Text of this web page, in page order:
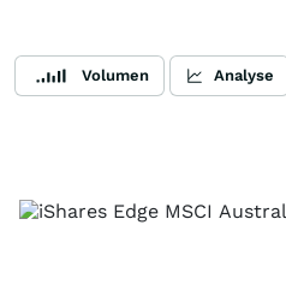
Volumen Analyse